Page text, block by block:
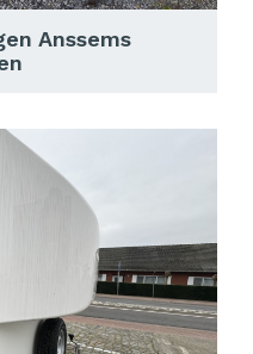
Anssems